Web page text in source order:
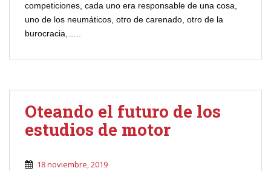
competiciones, cada uno era responsable de una cosa,
uno de los neumáticos, otro de carenado, otro de la
burocracia,…..
Oteando el futuro de los
estudios de motor
18 noviembre, 2019